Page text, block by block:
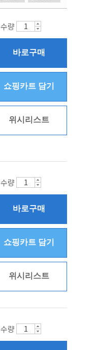
수량
바로구매
쇼핑카트 담기
위시리스트
수량
바로구매
쇼핑카트 담기
위시리스트
수량